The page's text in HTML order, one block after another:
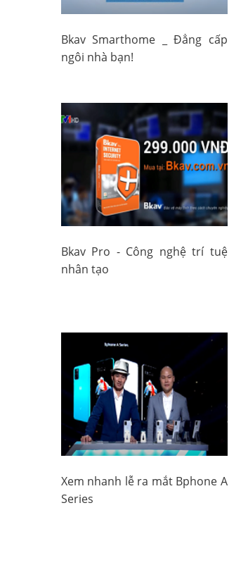
Bkav Smarthome _ Đẳng cấp
ngôi nhà bạn!
Bkav Pro - Công nghệ trí tuệ
nhân tạo
Xem nhanh lễ ra mắt Bphone A
Series